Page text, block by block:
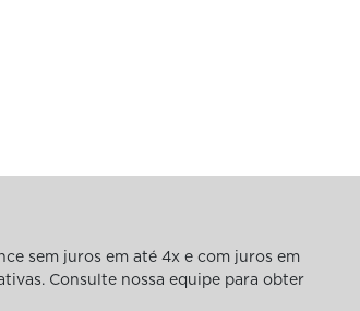
sem juros em até 4x e com juros em
Consulte nossa equipe para obter